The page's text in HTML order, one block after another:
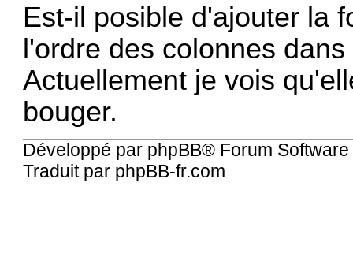
Est-il posible d'ajouter la
l'ordre des colonnes
Actuellement je vois
bouger.
Développé par phpBB® Forum
Traduit par phpBB-fr.com